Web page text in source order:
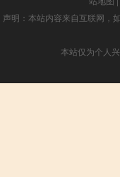
声明：本站内容来自互联网，
本站仅为个人